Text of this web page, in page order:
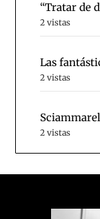
“Tratar de
2 vistas
Las
2 vistas
2 vistas